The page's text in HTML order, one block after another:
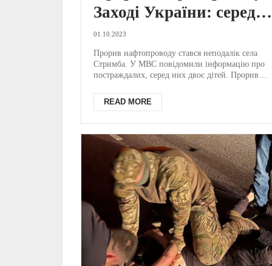
Заході України: серед
постраждалих діти /
ФОТО
01.10.2023
Прорив нафтопроводу стався неподалік села
Стримба. У МВС повідомили інформацію про
постраждалих, серед них двоє дітей. Прорив
READ MORE